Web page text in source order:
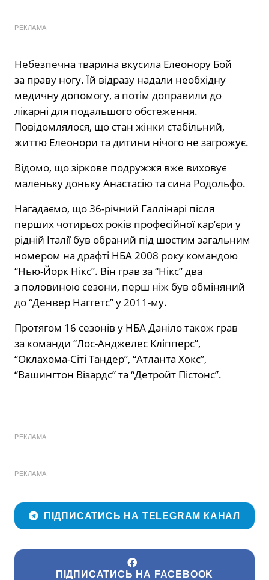
РЕКЛАМА
Небезпечна тварина вкусила Елеонору Бой
за праву ногу. Їй відразу надали необхідну
медичну допомогу, а потім доправили до
лікарні для подальшого обстеження.
Повідомлялося, що стан жінки стабільний,
життю Елеонори та дитини нічого не загрожує.
Відомо, що зіркове подружжя вже виховує
маленьку доньку Анастасію та сина Родольфо.
Нагадаємо, що 36-річний Галлінарі після
перших чотирьох років професійної кар’єри у
рідній Італії був обраний під шостим загальним
номером на драфті НБА 2008 року командою
“Нью-Йорк Нікс”. Він грав за “Нікс” два
з половиною сезони, перш ніж був обміняний
до “Денвер Наггетс” у 2011-му.
Протягом 16 сезонів у НБА Даніло також грав
за команди “Лос-Анджелес Кліпперс”,
“Оклахома-Сіті Тандер”, “Атланта Хокс”,
“Вашингтон Візардс” та “Детройт Пістонс”.
РЕКЛАМА
РЕКЛАМА
ПІДПИСАТИСЬ НА TELEGRAM КАНАЛ
ПІДПИСАТИСЬ НА FACEBOOK